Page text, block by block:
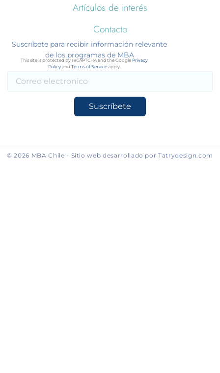
Artículos de interés
Contacto
Suscríbete para recibir información relevante
de los programas de MBA
This site is protected by reCAPTCHA and the Google Privacy
PolicyandTerms of Serviceapply.
Suscríbete
© 2026 MBA Chile - Sitio web desarrollado por Tatrydesign.com